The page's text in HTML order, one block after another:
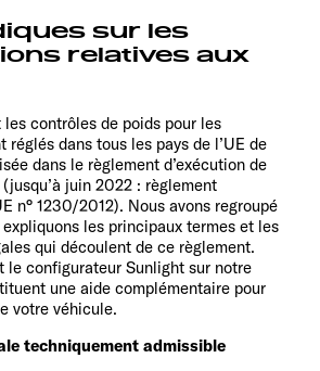
sur les
relatives aux
contrôles de poids pour les
réglés dans tous les pays de l’UE de
dans le règlement d’exécution de
juin 2022 : règlement
n° 1230/2012). Nous avons regroupé
les principaux termes et les
qui découlent de ce règlement.
le configurateur Sunlight sur notre
une aide complémentaire pour
votre véhicule.
techniquement admissible